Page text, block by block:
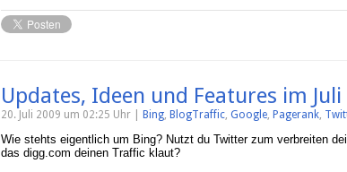
Updates, Ideen und Features im Juli
20. Juli 2009 um 02:25 Uhr | Bing, BlogTraffic, Google, Pagerank,
Wie stehts eigentlich um Bing? Nutzt du Twitter zum verbreiten
das digg.com deinen Traffic klaut?